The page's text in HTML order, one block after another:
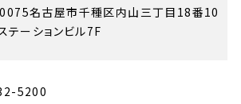
名古屋市千種区内山三丁目18番10
テーションビル7F
5200